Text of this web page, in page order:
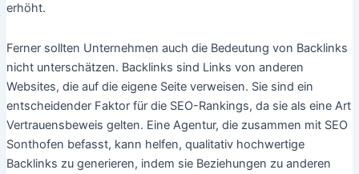
erhöht.
Ferner sollten Unternehmen auch die Bedeutung von Backlinks
nicht unterschätzen. Backlinks sind Links von anderen
Websites, die auf die eigene Seite verweisen. Sie sind ein
entscheidender Faktor für die SEO-Rankings, da sie als eine Art
Vertrauensbeweis gelten. Eine Agentur, die zusammen mit SEO
Sonthofen befasst, kann helfen, qualitativ hochwertige
Backlinks zu generieren, indem sie Beziehungen zu anderen